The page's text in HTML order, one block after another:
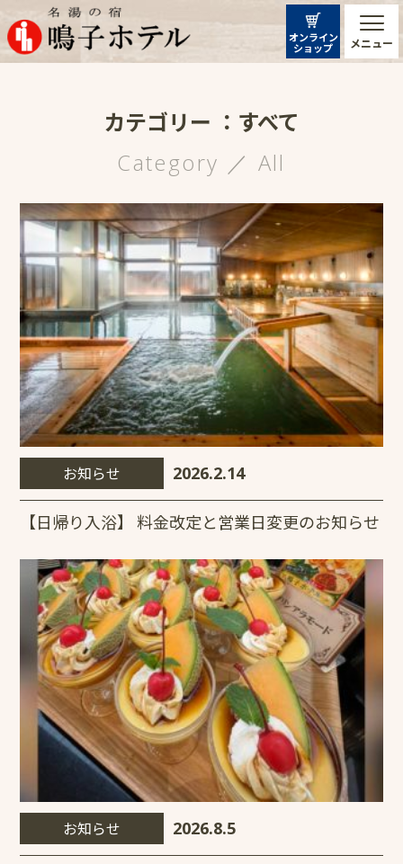
メニュー
オンライン
ショップ
カテゴリー ：すべて
Category ／ All
お知らせ 2026.2.14
【日帰り入浴】 料金改定と営業日変更のお知らせ
お知らせ 2026.8.5